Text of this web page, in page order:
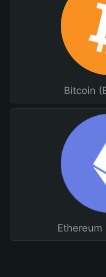
Bitcoin
Ethereum